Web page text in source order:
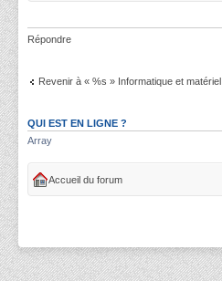
Répondre
Revenir à « %s » Informatique et matériel
QUI EST EN LIGNE ?
Array
Accueil du forum